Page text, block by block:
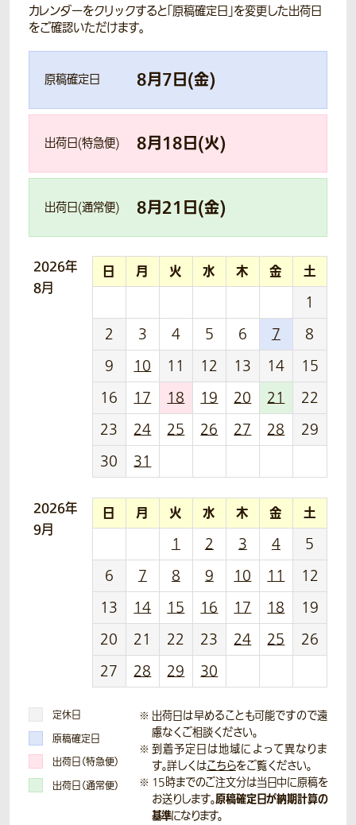
カレンダーをクリックすると「原稿確定日」を変更した出荷日
をご確認いただけます。
原稿確定日 8月7日(金)
出荷日(特急便) 8月18日(火)
出荷日(通常便) 8月21 日(金)
2026年
8月
日 月 火 水 木 金 土
1
2
3 4 5 6 7
8
9
10 11 12 13 14
15
16
17 18 19 20 21
22
23
24 25 26 27 28
29
30
31
2026年
9月
日 月 火 水 木 金 土
1 2 3 4
5
6
7 8 9 10 11
12
13
14 15 16 17 18
19
20
21 22 23 24 25
26
27
28 29 30
定休日
原稿確定日
出荷日（特急便）
出荷日（通常便）
出荷日は早めることも可能ですので遠
慮なくご相談ください。
到着予定日は地域によって異なりま
す。詳しくはこちらをご覧ください。
15時までのご注文分は当日中に原稿を
お送りします。原稿確定日が納期計算の
基準になります。